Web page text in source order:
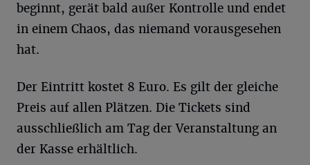
beginnt, gerät bald außer Kontrolle und endet
in einem Chaos, das niemand vorausgesehen
hat.
Der Eintritt kostet 8 Euro. Es gilt der gleiche
Preis auf allen Plätzen. Die Tickets sind
ausschließlich am Tag der Veranstaltung an
der Kasse erhältlich.